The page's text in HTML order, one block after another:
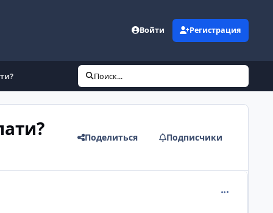
Войти Регистрация
Поиск...
Поделиться Подписчики